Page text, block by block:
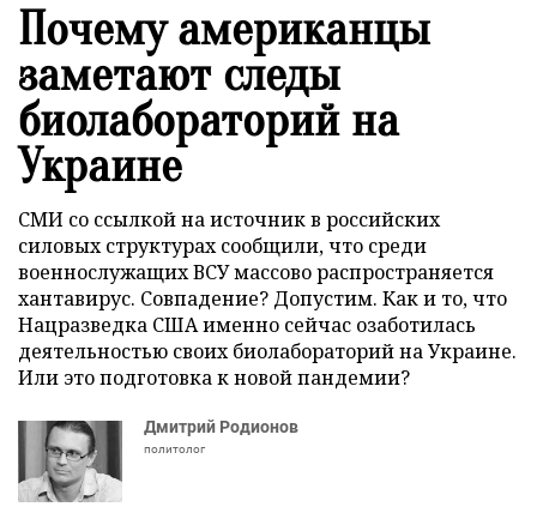
Почему американцы
заметают следы
биолабораторий на
Украине
СМИ со ссылкой на источник в российских
силовых структурах сообщили, что среди
военнослужащих ВСУ массово распространяется
хантавирус. Совпадение? Допустим. Как и то, что
Нацразведка США именно сейчас озаботилась
деятельностью своих биолабораторий на Украине.
Или это подготовка к новой пандемии?
Дмитрий Родионов
политолог